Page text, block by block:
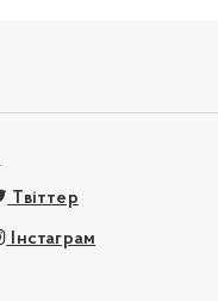
Твіттер
Інстаграм